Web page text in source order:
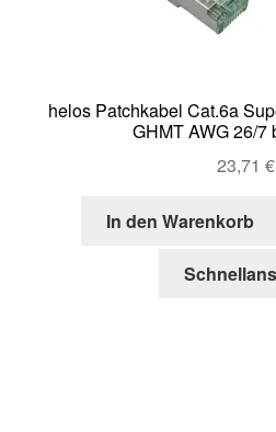
helos Patchkabel Cat.6a
GHMT AWG 26/7
23,71 €
In den Warenkorb